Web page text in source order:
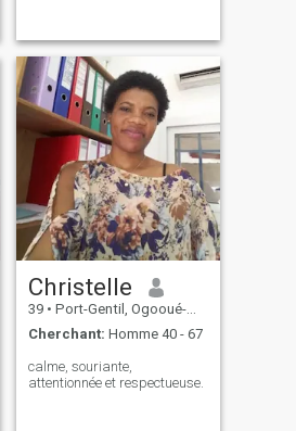
Christelle
39 • Port-Gentil, Ogooué-Maritime, Gabon
Cherchant: Homme 40 - 67
calme, souriante,
attentionnée et respectueuse.